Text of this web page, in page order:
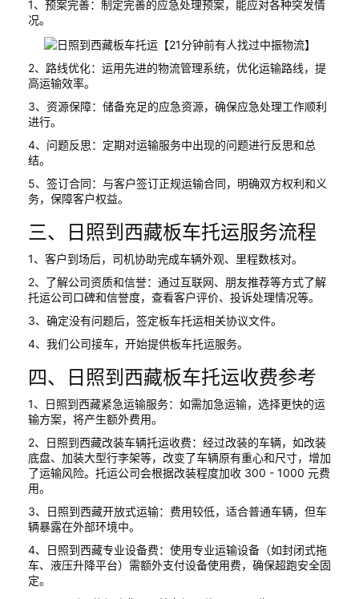
1、预案完善：制定完善的应急处理预案，能应对各种突发情
况。
2、路线优化：运用先进的物流管理系统，优化运输路线，提
高运输效率。
3、资源保障：储备充足的应急资源，确保应急处理工作顺利
进行。
4、问题反思：定期对运输服务中出现的问题进行反思和总
结。
5、签订合同：与客户签订正规运输合同，明确双方权利和义
务，保障客户权益。
三、日照到西藏板车托运服务流程
1、客户到场后，司机协助完成车辆外观、里程数核对。
2、了解公司资质和信誉：通过互联网、朋友推荐等方式了解
托运公司口碑和信誉度，查看客户评价、投诉处理情况等。
3、确定没有问题后，签定板车托运相关协议文件。
4、我们公司接车，开始提供板车托运服务。
四、日照到西藏板车托运收费参考
1、日照到西藏紧急运输服务：如需加急运输，选择更快的运
输方案，将产生额外费用。
2、日照到西藏改装车辆托运收费：经过改装的车辆，如改装
底盘、加装大型行李架等，改变了车辆原有重心和尺寸，增加
了运输风险。托运公司会根据改装程度加收 300 - 1000 元费
用。
3、日照到西藏开放式运输：费用较低，适合普通车辆，但车
辆暴露在外部环境中。
4、日照到西藏专业设备费：使用专业运输设备（如封闭式拖
车、液压升降平台）需额外支付设备使用费，确保超跑安全固
定。